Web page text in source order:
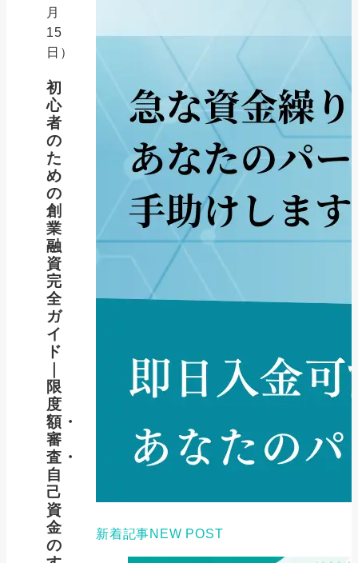
月
15
日）
初
心
者
の
た
め
の
創
業
融
資
完
全
ガ
イ
ド
限
度
額・
審
査・
自
己
資
金
の
新着記事NEW POST